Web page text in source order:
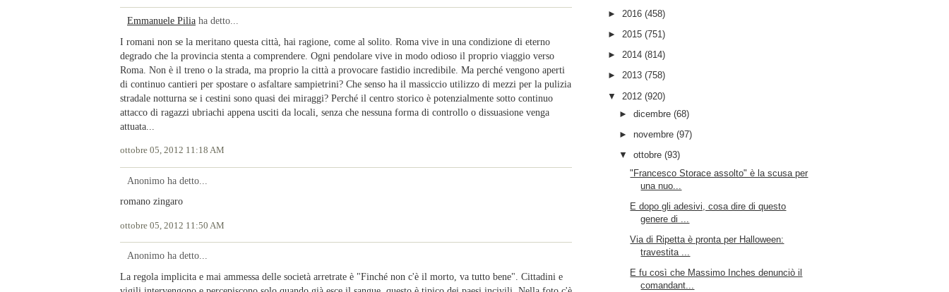
Emmanuele Pilia ha detto...
I romani non se la meritano questa città, hai ragione, come al solito. Roma vive in una condizione di eterno
degrado che la provincia stenta a comprendere. Ogni pendolare vive in modo odioso il proprio viaggio verso
Roma. Non è il treno o la strada, ma proprio la città a provocare fastidio incredibile. Ma perché vengono aperti
di continuo cantieri per spostare o asfaltare sampietrini? Che senso ha il massiccio utilizzo di mezzi per la pulizia
stradale notturna se i cestini sono quasi dei miraggi? Perché il centro storico è potenzialmente sotto continuo
attacco di ragazzi ubriachi appena usciti da locali, senza che nessuna forma di controllo o dissuasione venga
attuata...
ottobre 05, 2012 11:18 AM
Anonimo ha detto...
romano zingaro
ottobre 05, 2012 11:50 AM
Anonimo ha detto...
La regola implicita e mai ammessa delle società arretrate è "Finché non c'è il morto, va tutto bene". Cittadini e
► 2016 (458)
► 2015 (751)
► 2014 (814)
► 2013 (758)
▼ 2012 (920)
► dicembre (68)
► novembre (97)
▼ ottobre (93)
"Francesco Storace assolto" è la scusa per
una nuo...
E dopo gli adesivi, cosa dire di questo
genere di ...
Via di Ripetta è pronta per Halloween:
travestita ...
E fu così che Massimo Inches denunciò il
comandant...